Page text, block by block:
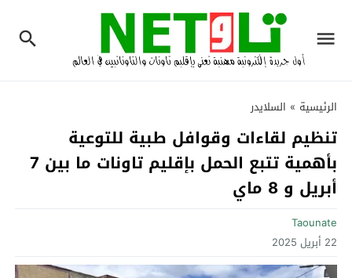
الرئيسية » السلايدر
تنظيم لقاءات وقوافل طبية للتوعية
بأهمية تتبع الحمل بإقليم تاونات ما بين 7
أبريل و 8 ماي
Taounate
22 أبريل 2025